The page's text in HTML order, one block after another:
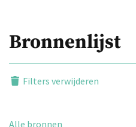
Bronnenlijst
Filters verwijderen
Alle bronnen